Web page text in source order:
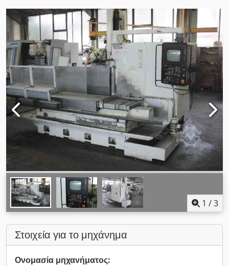
1 /3
Στοιχεία για το μηχάνημα
Ονομασία μηχανήματος: